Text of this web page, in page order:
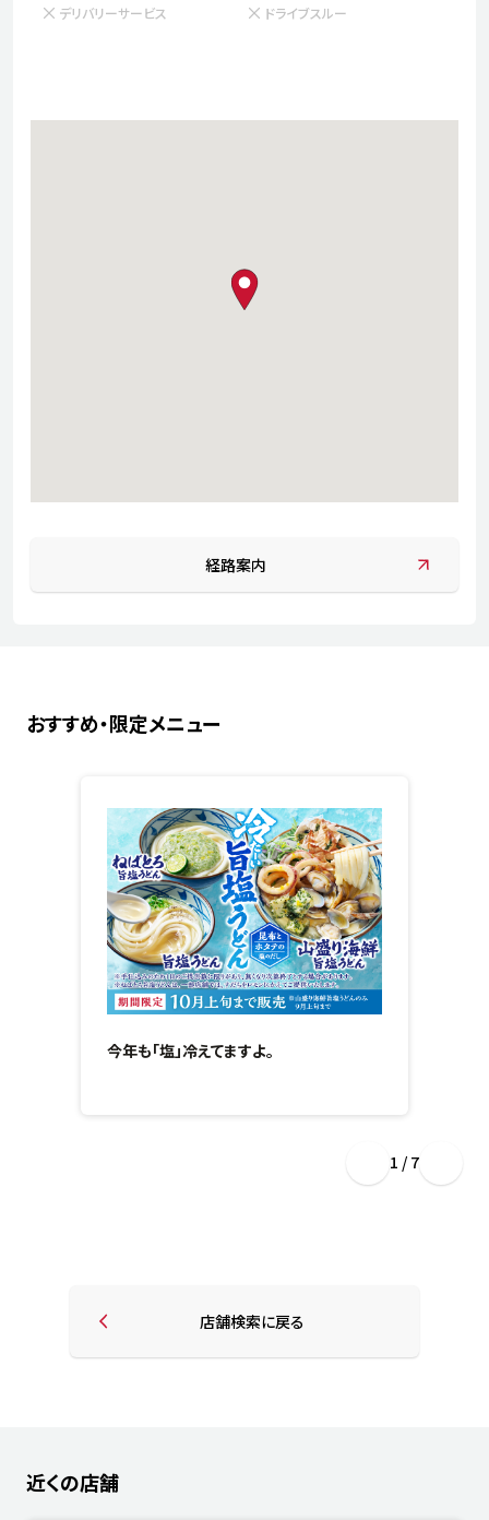
デリバリーサービス
ドライブスルー
map pin
経路案内
おすすめ・限定メニュー
今年も「塩」冷えてますよ。
1 / 7
店舗検索に戻る
近くの店舗